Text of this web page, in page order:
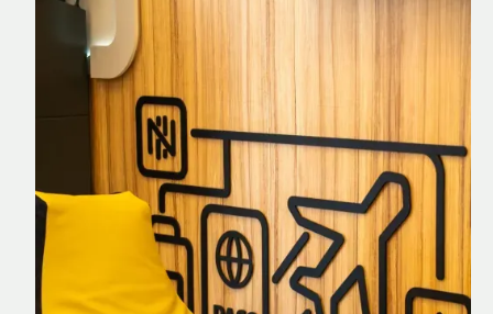
Nomad Explorer
Cartão de crédito brasileiro com cashback
em dólar